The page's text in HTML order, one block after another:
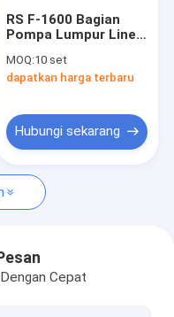
RS F-1600 Bagian
Pompa Lumpur Liner
Pengeboran Minyak
35CrMo
MOQ:10 set
dapatkan harga terbaru
Hubungi sekarang
Cepat